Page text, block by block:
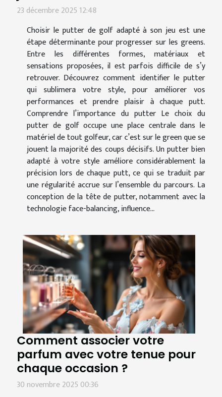
23 décembre 2025 12:48
Choisir le putter de golf adapté à son jeu est une
étape déterminante pour progresser sur les greens.
Entre les différentes formes, matériaux et
sensations proposées, il est parfois difficile de s’y
retrouver. Découvrez comment identifier le putter
qui sublimera votre style, pour améliorer vos
performances et prendre plaisir à chaque putt.
Comprendre l’importance du putter Le choix du
putter de golf occupe une place centrale dans le
matériel de tout golfeur, car c’est sur le green que se
jouent la majorité des coups décisifs. Un putter bien
adapté à votre style améliore considérablement la
précision lors de chaque putt, ce qui se traduit par
une régularité accrue sur l’ensemble du parcours. La
conception de la tête de putter, notamment avec la
technologie face-balancing, influence...
Comment associer votre
parfum avec votre tenue pour
chaque occasion ?
30 novembre 2025 00:36